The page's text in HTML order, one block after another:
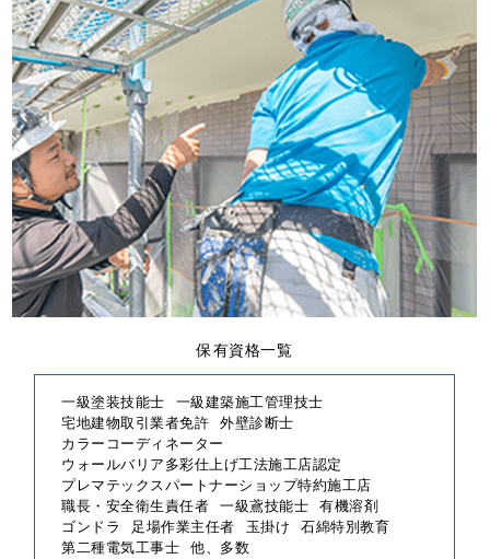
保有資格一覧
一級塗装技能士 一級建築施工管理技士
宅地建物取引業者免許 外壁診断士
カラーコーディネーター
ウォールバリア多彩仕上げ工法施工店認定
プレマテックスパートナーショップ特約施工店
職長・安全衛生責任者 一級鳶技能士 有機溶剤
ゴンドラ
足場作業主任者 玉掛け 石綿特別教育
第二種電気工事士 他、多数